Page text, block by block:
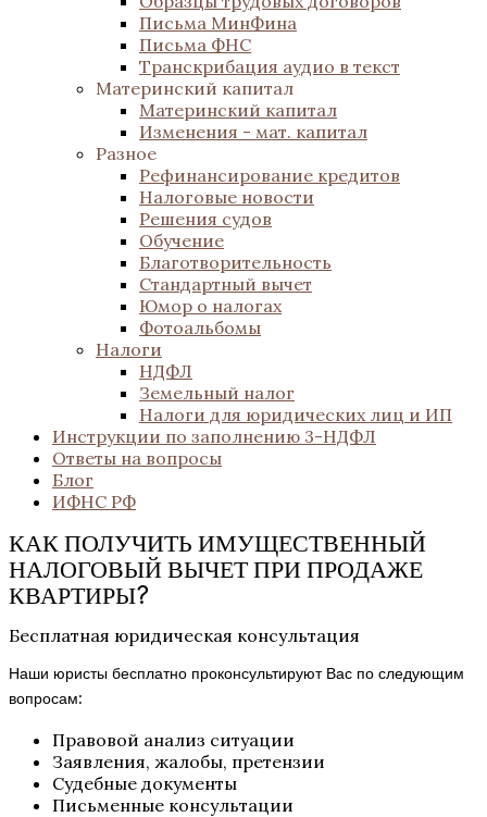
Письма МинФина
Письма ФНС
Транскрибация аудио в текст
Материнский капитал
Материнский капитал
Изменения - мат. капитал
Разное
Рефинансирование кредитов
Налоговые новости
Решения судов
Обучение
Благотворительность
Стандартный вычет
Юмор о налогах
Фотоальбомы
Налоги
НДФЛ
Земельный налог
Налоги для юридических лиц и ИП
Инструкции по заполнению 3-НДФЛ
Ответы на вопросы
Блог
ИФНС РФ
КАК ПОЛУЧИТЬ ИМУЩЕСТВЕННЫЙ
НАЛОГОВЫЙ ВЫЧЕТ ПРИ ПРОДАЖЕ
КВАРТИРЫ?
Бесплатная юридическая консультация
Наши юристы бесплатно проконсультируют Вас по следующим
вопросам:
Правовой анализ ситуации
Заявления, жалобы, претензии
Судебные документы
Письменные консультации